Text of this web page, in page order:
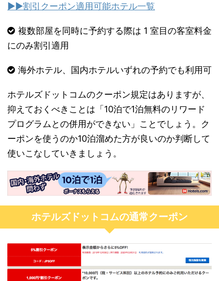
▶︎▶︎割引クーポン適用可能ホテル一覧
複数部屋を同時に予約する際は 1 室目の客室料金
にのみ割引適用
海外ホテル、国内ホテルいずれの予約でも利用可
ホテルズドットコムのクーポン規定はありますが、
抑えておくべきことは「10泊で1泊無料のリワード
プログラムとの併用ができない」ことでしょう。ク
ーポンを使うのか10泊溜めた方が良いのか判断して
使いこなしていきましょう。
ホテルズドットコムの通常クーポン